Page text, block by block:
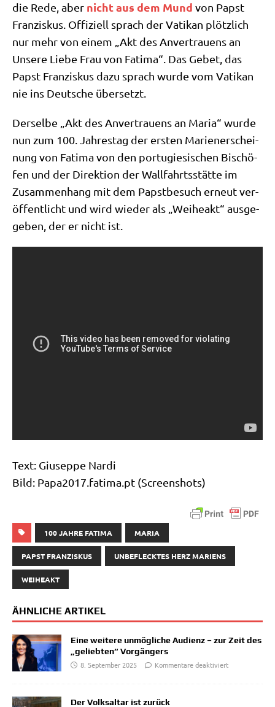
die Rede, aber nicht aus dem Mund von Papst
Fran­zis­kus. Offi­zi­ell sprach der Vati­kan plötz­lich
nur mehr von einem „Akt des Anver­trau­ens an
Unse­re Lie­be Frau von Fati­ma“. Das Gebet, das
Papst Fran­zis­kus dazu sprach wur­de vom Vati­kan
nie ins Deut­sche übersetzt.
Der­sel­be „Akt des Anver­trau­ens an Maria“ wur­de
nun zum 100. Jah­res­tag der ersten Mari­en­er­schei­
nung von Fati­ma von den por­tu­gie­si­schen Bischö­
fen und der Direk­ti­on der Wall­fahrts­stät­te im
Zusam­men­hang mit dem Papst­be­such erneut ver­
öf­fent­licht und wird wie­der als „Wei­he­akt“ aus­ge­
ge­ben, der er nicht ist.
Text: Giu­sep­pe Nardi
Bild: Papa2017​.fati​ma​.pt (Screen­shots)
100 JAHRE FATIMA MARIA
PAPST FRANZISKUS UNBEFLECKTES HERZ MARIENS
WEIHEAKT
ÄHNLICHE ARTIKEL
Eine weitere unmögliche Audienz – zur Zeit des
„geliebten“ Vorgängers
8. September 2025
Kommentare deaktiviert
Der Volksaltar ist zurück